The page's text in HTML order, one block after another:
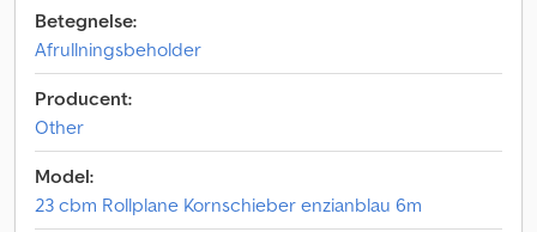
Betegnelse:
Afrullningsbeholder
Producent:
Other
Model:
23 cbm Rollplane Kornschieber enzianblau 6m